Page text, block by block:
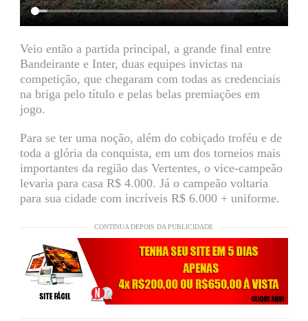
Veio então a partida principal, a grande final entre
Bandeirante e Inter, duas equipes invictas na
competição, que chegaram com todas as credenciais
na briga pelo título e pelas belas premiações em
jogo.
Para se ter uma noção, além do cobiçado troféu e de
toda a glória da conquista, em um dos torneios mais
importantes da região das Vertentes, o vice-campeão
levaria para casa R$ 4.000. Já o campeão voltaria
para sua cidade com incríveis R$ 6.000 + uniforme.
CONTINUA DEPOIS DA PUBLICIDADE